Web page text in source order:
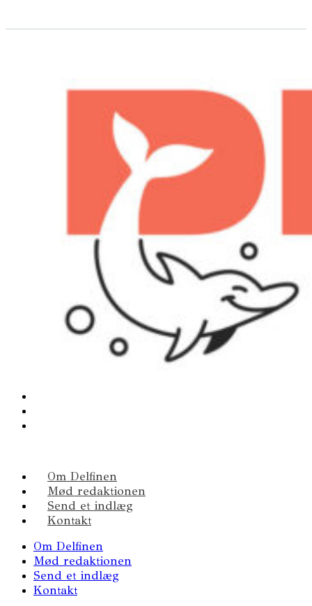
Om Delfinen
Mød redaktionen
Send et indlæg
Kontakt
Om Delfinen
Mød redaktionen
Send et indlæg
Kontakt